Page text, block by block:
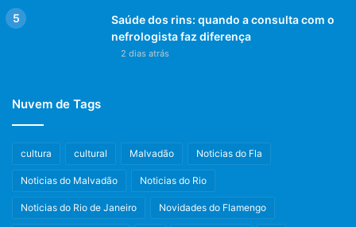
Saúde dos rins: quando a consulta com o
nefrologista faz diferença
2 dias atrás
Nuvem de Tags
cultura cultural Malvadão Noticias do Fla
Noticias do Malvadão Noticias do Rio
Noticias do Rio de Janeiro Novidades do Flamengo